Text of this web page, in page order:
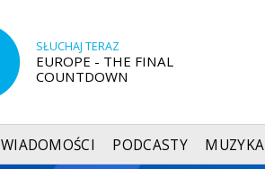
SŁUCHAJ TERAZ
EUROPE - THE FINAL
COUNTDOWN
WIADOMOŚCI PODCASTY MUZYKA